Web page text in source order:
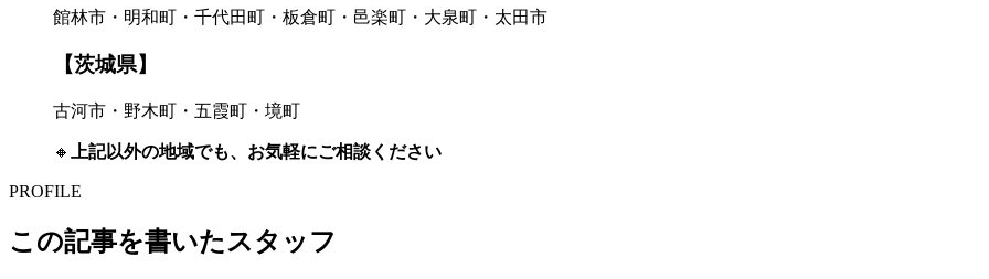
館林市・明和町・千代田町・板倉町・邑楽町・大泉町・太田市
【茨城県】
古河市・野木町・五霞町・境町
🔸 上記以外の地域でも、お気軽にご相談ください
PROFILE
この記事を書いたスタッフ